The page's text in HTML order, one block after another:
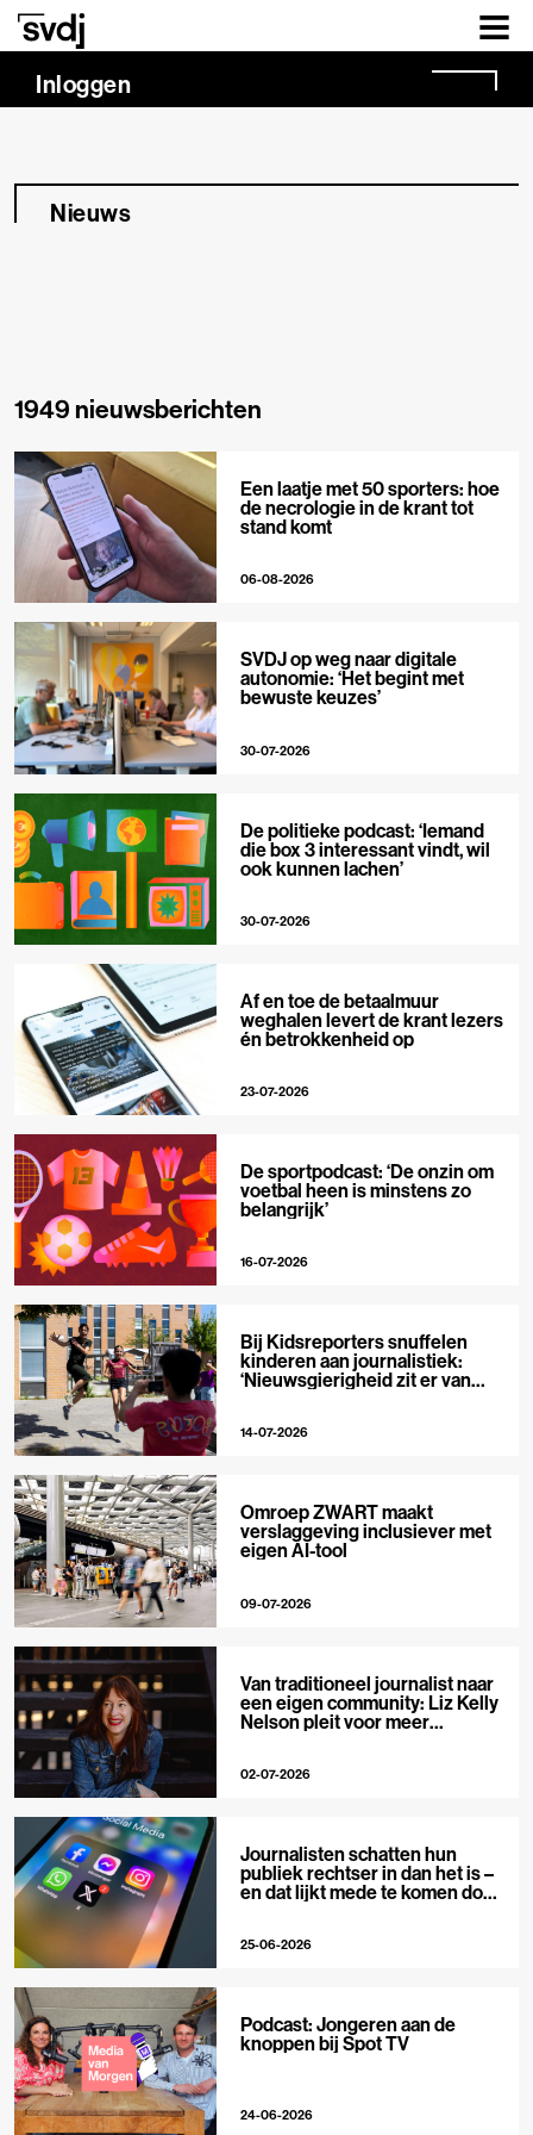
Naar hoofdinhoud
Inloggen
Nieuws
1949 nieuwsberichten
Een laatje met 50 sporters: hoe
de necrologie in de krant tot
stand komt
06-08-2026
SVDJ op weg naar digitale
autonomie: ‘Het begint met
bewuste keuzes’
30-07-2026
De politieke podcast: ‘Iemand
die box 3 interessant vindt, wil
ook kunnen lachen’
30-07-2026
Af en toe de betaalmuur
weghalen levert de krant lezers
én betrokkenheid op
23-07-2026
De sportpodcast: ‘De onzin om
voetbal heen is minstens zo
belangrijk’
16-07-2026
Bij Kidsreporters snuffelen
kinderen aan journalistiek:
‘Nieuwsgierigheid zit er van
14-07-2026
Omroep ZWART maakt
verslaggeving inclusiever met
eigen AI-tool
09-07-2026
Van traditioneel journalist naar
een eigen community: Liz Kelly
Nelson pleit voor meer
02-07-2026
Journalisten schatten hun
publiek rechtser in dan het is –
en dat lijkt mede te komen door
25-06-2026
Podcast: Jongeren aan de
knoppen bij Spot TV
24-06-2026